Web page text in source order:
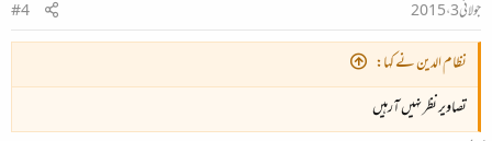
جولائی 3، 2015 #4
نظام الدین نے کہا:
تصاویر نظر نہیں آرہیں